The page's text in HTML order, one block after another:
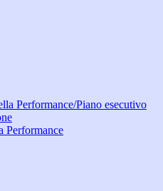
Performance/Piano esecutivo
Performance